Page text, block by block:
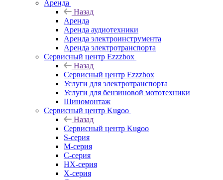
Аренда
Назад
Аренда
Аренда аудиотехники
Аренда электроинструмента
Аренда электротранспорта
Сервисный центр Ezzzbox
Назад
Сервисный центр Ezzzbox
Услуги для электротранспорта
Услуги для бензиновой мототехники
Шиномонтаж
Сервисный центр Kugoo
Назад
Сервисный центр Kugoo
S-cерия
M-серия
С-серия
HX-серия
X-серия